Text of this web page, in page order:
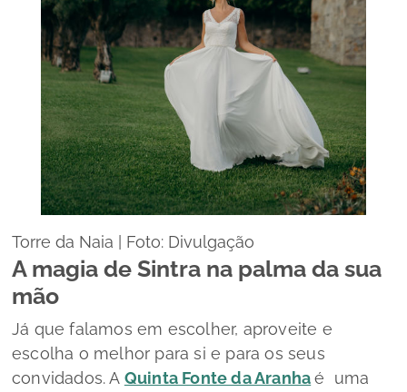
Torre da Naia | Foto: Divulgação
A magia de Sintra na palma da sua
mão
Já que falamos em escolher, aproveite e
escolha o melhor para si e para os seus
convidados. A Quinta Fonte da Aranha é uma